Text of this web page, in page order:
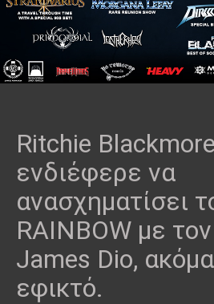
Ritchie
ενδιέφερε να
ανασχηματίσει
RAINBOW με
James Dio,
εφικτό.